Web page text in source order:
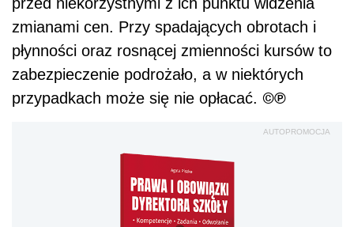
zmianami cen. Przy spadających obrotach i
płynności oraz rosnącej zmienności kursów to
zabezpieczenie podrożało, a w niektórych
przypadkach może się nie opłacać. ©℗
AUTOPROMOCJA